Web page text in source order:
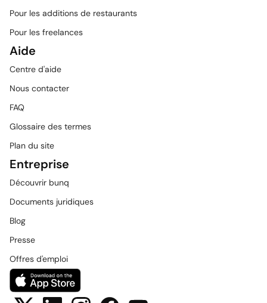
Pour les additions de restaurants
Pour les freelances
Aide
Centre d'aide
Nous contacter
FAQ
Glossaire des termes
Plan du site
Entreprise
Découvrir bunq
Documents juridiques
Blog
Presse
Offres d'emploi